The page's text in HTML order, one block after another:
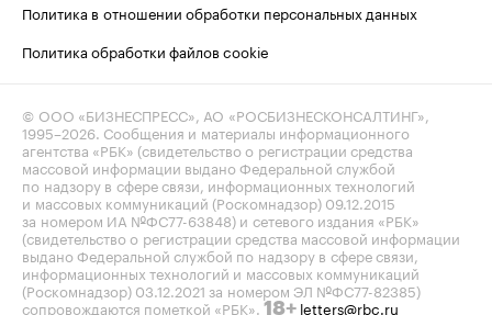
Политика в отношении обработки персональных данных
Политика обработки файлов cookie
© ООО «БИЗНЕСПРЕСС», АО «РОСБИЗНЕСКОНСАЛТИНГ»,
1995–2026. Сообщения и материалы информационного
агентства «РБК» (свидетельство о регистрации средства
массовой информации выдано Федеральной службой
по надзору в сфере связи, информационных технологий
и массовых коммуникаций (Роскомнадзор) 09.12.2015
за номером ИА №ФС77-63848) и сетевого издания «РБК»
(свидетельство о регистрации средства массовой информации
выдано Федеральной службой по надзору в сфере связи,
информационных технологий и массовых коммуникаций
(Роскомнадзор) 03.12.2021 за номером ЭЛ №ФС77-82385)
сопровождаются пометкой «РБК». 18+ letters@rbc.ru